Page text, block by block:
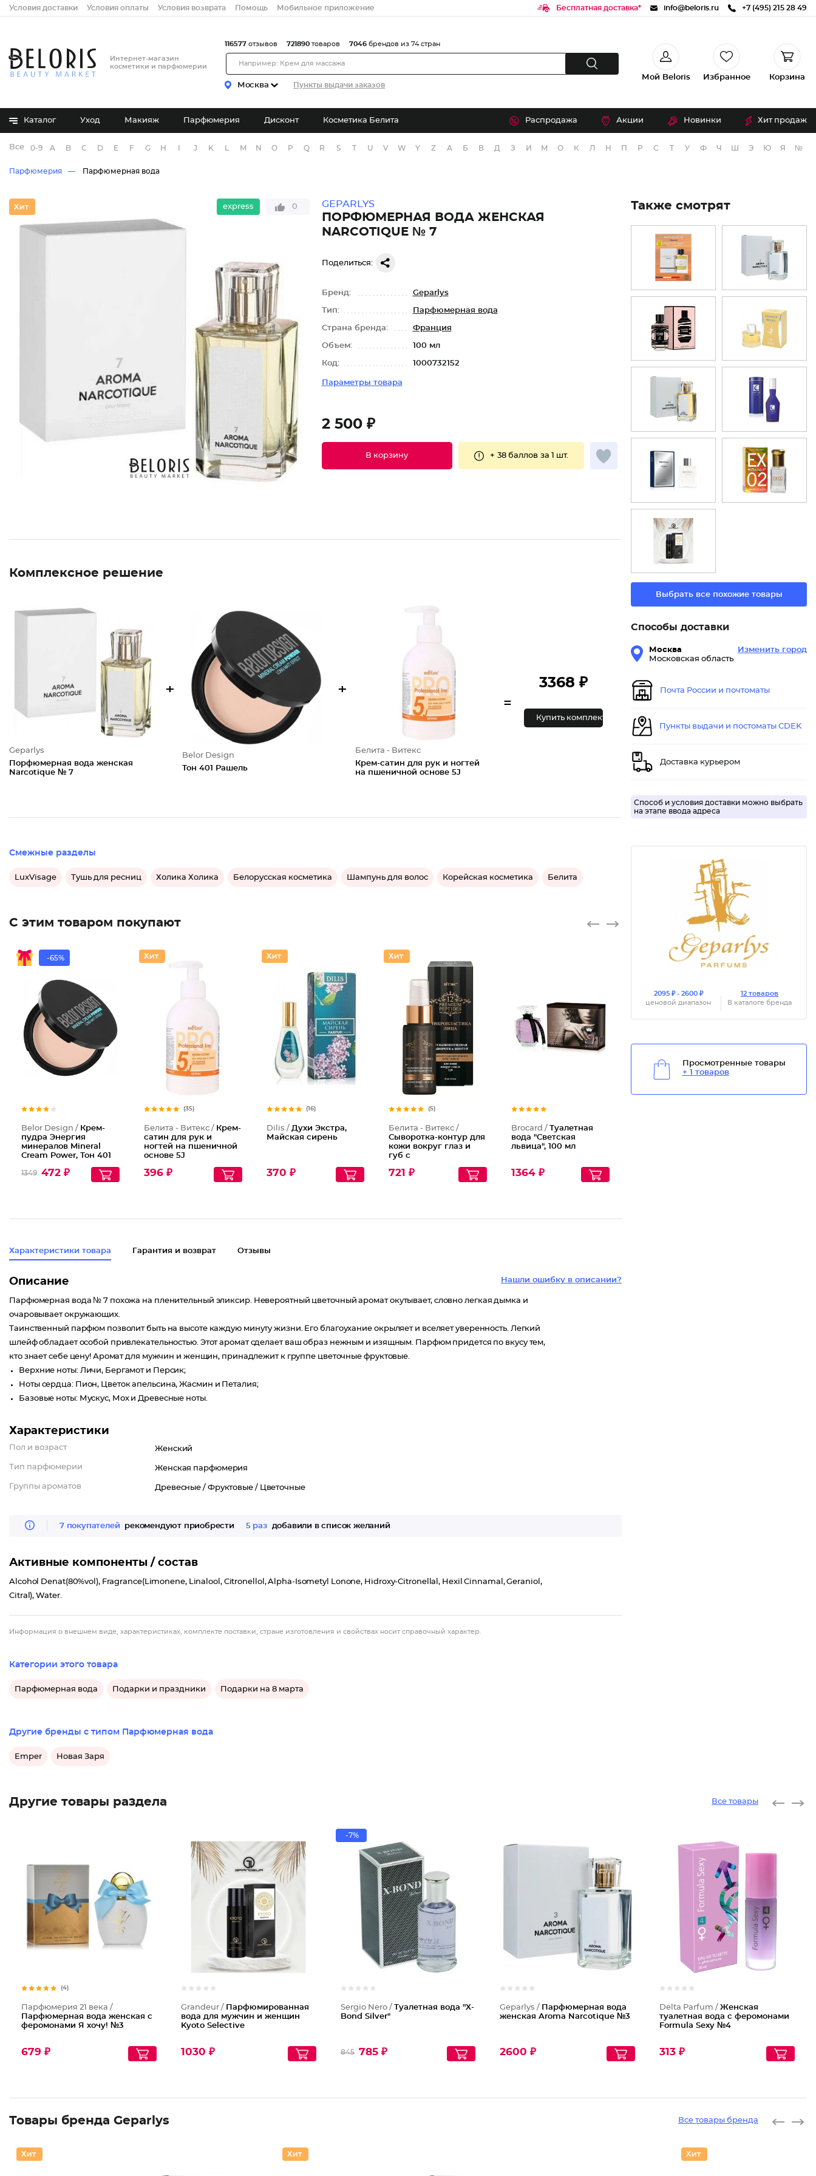
Условия доставки Условия оплаты Условия возврата Помощь Мобильное приложение Бесплатная доставка* info@beloris.ru +7 (495) 215 28 49
Интернет-магазин
косметики и парфюмерии
Москва Пункты выдачи заказов
116577 отзывов 721890 товаров 7046 брендов из 74 стран
Мой Beloris Избранное Корзина
Каталог Уход Макияж Парфюмерия Дисконт Косметика Белита Распродажа Акции Новинки Хит продаж
Все бренды
0-9 A B C D E F G H J K M N O P Q R S T U V W Y Z А Б В Д З И М О К Л Н П Р С Т У Ф Ч Э Ю Я №
Парфюмерия Парфюмерная вода
express 0 GEPARLYS
ПОРФЮМЕРНАЯ ВОДА ЖЕНСКАЯ
NARCOTIQUE № 7
Поделиться:
Бренд: Geparlys
Тип: Парфюмерная вода
Страна бренда: Франция
Объем: 100 мл
Код: 1000732152
Параметры товара
2 500 ₽
В корзину + 38 баллов за 1 шт.
Комплексное решение
Geparlys
Порфюмерная вода женская
Narcotique № 7
+
Belor Design
Тон 401 Рашель
+
Белита - Витекс
Крем-сатин для рук и ногтей
на пшеничной основе 5J
=
3368 ₽
Купить комплект
Смежные разделы
LuxVisage Тушь для ресниц Холика Холика Белорусская косметика Шампунь для волос Корейская косметика Белита
С этим товаром покупают
-65%
Крем-пу
Belor Design / Крем-
пудра Энергия
минералов Mineral
Cream Power, Тон 401
1349 472 ₽
(35)
Белита - Витекс / Крем-
сатин для рук и
ногтей на пшеничной
основе 5J
396 ₽
Духи Эк
(16)
Dilis / Духи Экстра,
Майская сирень
370 ₽
(5)
Белита - Витекс /
Сыворотка-контур для
кожи вокруг глаз и
губ с
действием
Мультипептидная
721 ₽
Туалетн
Brocard /Туалетная
вода "Светская
львица", 100 мл
1364 ₽
Характеристики товара Гарантия и возврат Отзывы
Нашли ошибку в описании?
Описание
Парфюмерная вода № 7 похожа на пленительный эликсир. Невероятный цветочный аромат окутывает, словно легкая дымка и
очаровывает окружающих.
Таинственный парфюм позволит быть на высоте каждую минуту жизни. Его благоухание окрыляет и вселяет уверенность. Легкий
шлейф обладает особой привлекательностью. Этот аромат сделает ваш образ нежным и изящным. Парфюм придется по вкусу тем,
кто знает себе цену! Аромат для мужчин и женщин, принадлежит к группе цветочные фруктовые.
Верхние ноты: Личи, Бергамот и Персик;
Ноты сердца: Пион, Цветок апельсина, Жасмин и Петалия;
Базовые ноты: Мускус, Мох и Древесные ноты.
Характеристики
Пол и возраст Женский
Тип парфюмерии Женская парфюмерия
Группы ароматов Древесные / Фруктовые / Цветочные
7 покупателей рекомендуют приобрести 5 раз добавили в список желаний
Активные компоненты / состав
Alcohol Denat(80%vol), Fragrance(Limonene, Linalool, Citronellol, Alpha-Isometyl Lonone, Hidroxy-Citronellal, Hexil Cinnamal, Geraniol,
Citral), Water.
Информация о внешнем виде, характеристиках, комплекте поставки, стране изготовления и свойствах носит справочный характер.
Также смотрят
Выбрать все похожие товары
Способы доставки
Москва
Московская область
Изменить город
Почта России и почтоматы
Пункты выдачи и постоматы CDEK
Доставка курьером
Способ и условия доставки можно выбрать
на этапе ввода адреса
2095 ₽ - 2600 ₽
ценовой диапазон
12 товаров
В каталоге бренда
Просмотренные товары
+ 1 товаров
Категории этого товара
Парфюмерная вода Подарки и праздники Подарки на 8 марта
Другие бренды с типом Парфюмерная вода
Emper Новая Заря
Другие товары раздела Все товары
(4)
Парфюмерия 21 века /
Парфюмерная вода женская с
феромонами Я хочу! №3
679 ₽
Grandeur / Парфюмированная
вода для мужчин и женщин
Kyoto Selective
1030 ₽
-7%
Sergio Nero / Туалетная вода "X-
Bond Silver"
845 785 ₽
Geparlys / Парфюмерная вода
женская Aroma Narcotique №3
2600 ₽
Delta Parfum /Женская
туалетная вода с феромонами
Formula Sexy №4
313 ₽
Товары бренда Geparlys Все товары бренда